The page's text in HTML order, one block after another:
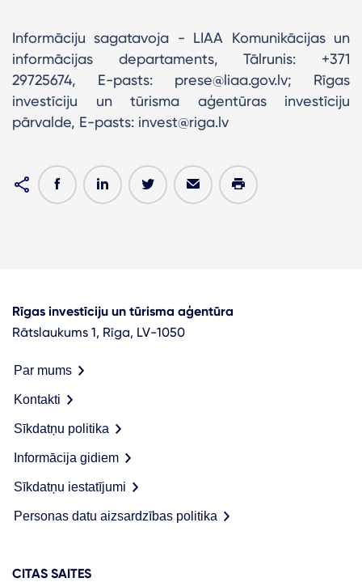
Informāciju sagatavoja - LIAA Komunikācijas un
informācijas departaments, Tālrunis: +371
29725674, E-pasts: prese@liaa.gov.lv; Rīgas
investīciju un tūrisma aģentūras investīciju
pārvalde, E-pasts: invest@riga.lv
Rīgas investīciju un tūrisma aģentūra
Rātslaukums 1, Rīga, LV-1050
Par mums
Kontakti
Sīkdatņu politika
Informācija gidiem
Sīkdatņu iestatījumi
Personas datu aizsardzības politika
CITAS SAITES